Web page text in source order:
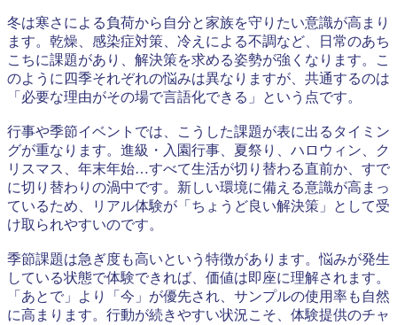
冬は寒さによる負荷から自分と家族を守りたい意識が高まり
ます。乾燥、感染症対策、冷えによる不調など、日常のあち
こちに課題があり、解決策を求める姿勢が強くなります。こ
のように四季それぞれの悩みは異なりますが、共通するのは
「必要な理由がその場で言語化できる」という点です。
行事や季節イベントでは、こうした課題が表に出るタイミン
グが重なります。進級・入園行事、夏祭り、ハロウィン、ク
リスマス、年末年始…すべて生活が切り替わる直前か、すで
に切り替わりの渦中です。新しい環境に備える意識が高まっ
ているため、リアル体験が「ちょうど良い解決策」として受
け取られやすいのです。
季節課題は急ぎ度も高いという特徴があります。悩みが発生
している状態で体験できれば、価値は即座に理解されます。
「あとで」より「今」が優先され、サンプルの使用率も自然
に高まります。行動が続きやすい状況こそ、体験提供のチャ